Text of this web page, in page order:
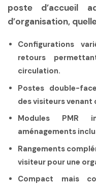
poste d’accueil
d’organisation,
Configurations
retours
circulation.
Postes double-face
des visiteurs venant
Modules PMR
aménagements
Rangements
visiteur pour une
Compact mais